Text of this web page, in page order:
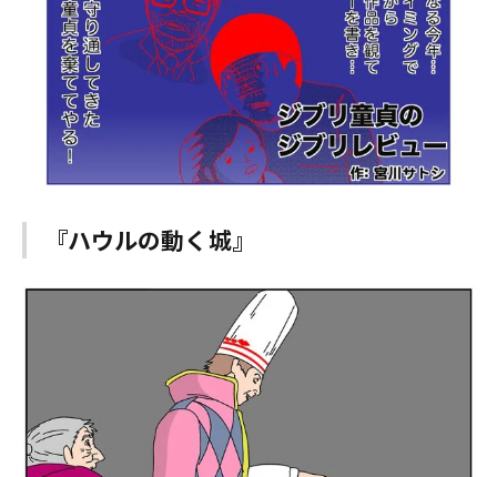
『ハウルの動く城』